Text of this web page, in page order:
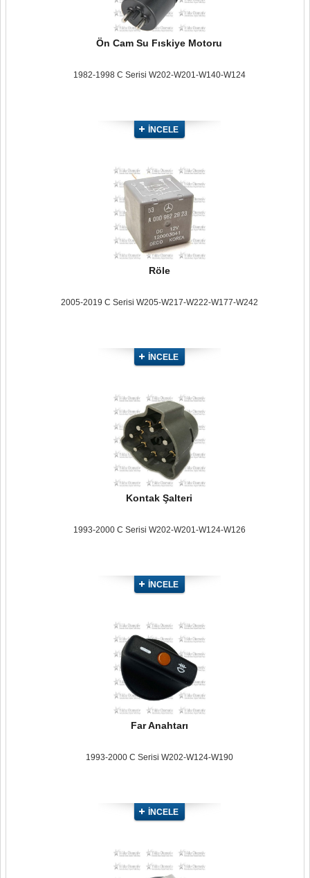
Ön Cam Su Fıskiye Motoru
1982-1998 C Serisi W202-W201-W140-W124
İNCELE
Röle
2005-2019 C Serisi W205-W217-W222-W177-W242
İNCELE
Kontak Şalteri
1993-2000 C Serisi W202-W201-W124-W126
İNCELE
Far Anahtarı
1993-2000 C Serisi W202-W124-W190
İNCELE